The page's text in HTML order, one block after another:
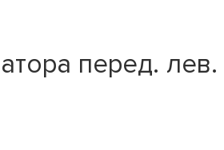
перед. лев.